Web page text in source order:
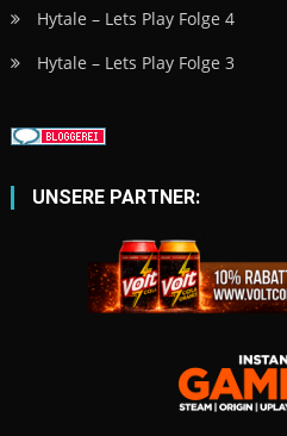
Hytale – Lets Play Folge 4
Hytale – Lets Play Folge 3
UNSERE PARTNER: